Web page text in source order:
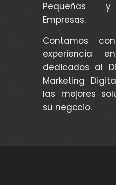
Pequeñas y
Empresas.
Contamos
experiencia
dedicados al
Marketing
las mejores
su negocio.